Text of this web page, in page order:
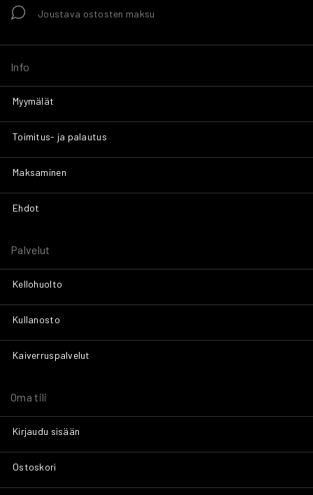
Joustava ostosten maksu
Info
Myymälät
Toimitus- ja palautus
Maksaminen
Ehdot
Palvelut
Kellohuolto
Kullanosto
Kaiverruspalvelut
Oma tili
Kirjaudu sisään
Ostoskori